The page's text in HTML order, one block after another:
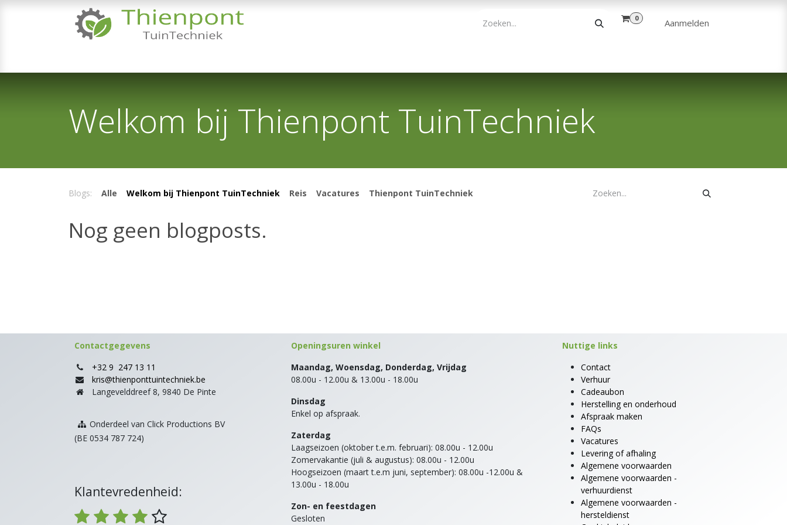
0 Aanmelden
Welkom bij Thienpont TuinTechniek
Blogs: Alle Welkom bij Thienpont TuinTechniek Reis Vacatures Thienpont TuinTechniek
Nog geen blogposts.
Openingsuren winkel
Maandag, Woensdag, Donderdag, Vrijdag
08.00u - 12.00u & 13.00u - 18.00u
Dinsdag
Enkel op afspraak.
Zaterdag
Laagseizoen (oktober t.e.m. februari): 08.00u - 12.00u
Zomervakantie (juli & augustus): 08.00u - 12.00u
Hoogseizoen (maart t.e.m juni, september): 08.00u -12.00u &
13.00u - 18.00u
Zon- en feestdagen
Gesloten
Contactgegevens
+32 9 247 13 11
kris@thienponttuintechniek.be
Langevelddreef 8, 9840 De Pinte
Onderdeel van Click Productions BV
(BE 0534 787 724)
Klantevredenheid:
Nuttige links
Contact
Verhuur
Cadeaubon
Herstelling en onderhoud
Afspraak maken
FAQs
Vacatures
Levering of afhaling
Algemene voorwaarden
Algemene voorwaarden -
verhuurdienst
Algemene voorwaarden -
hersteldienst